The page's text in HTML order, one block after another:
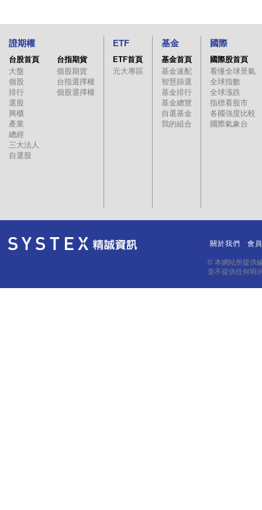
證期權
台股首頁
大盤
個股
排行
選股
興櫃
產業
總經
三大法人
自選股
台指期貨
個股期貨
台指選擇權
個股選擇權
ETF
ETF首頁
元大專區
基金
基金首頁
基金速配
智慧篩選
基金排行
基金總覽
自選基金
我的組合
國際
國際股首頁
看懂全球景氣
全球指數
全球漲跌
指標看股市
各國強度比較
國際氣象台
關於我們 會
© 本網站所提供
並不提供任何明